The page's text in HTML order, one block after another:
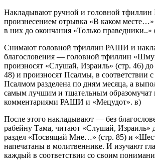
Накладывают ручной и головной
произнесением отрывка «В каком месте…»
в них до окончания «Только праведники..»
Снимают головной тфиллин РАШИ и
благословения — головной тфиллин
произносят «Слушай, Израиль» (стр. 46)
48) и произносят Псалмы, в соответствии
Псалмом разделена по дням месяца, а
самым лучшим и тщательным образомучат
комментариями РАШИ и «Мецудот». в)
После этого накладывают — без
рабейну Тама, читают «Слушай, Израиль»
раздел «Посвящай Мне…» (стр. 85) и
напечатаны в молитвеннике. И изучают
каждый в соответствии со своим